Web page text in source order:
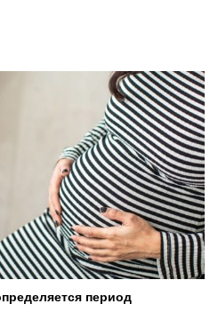
период